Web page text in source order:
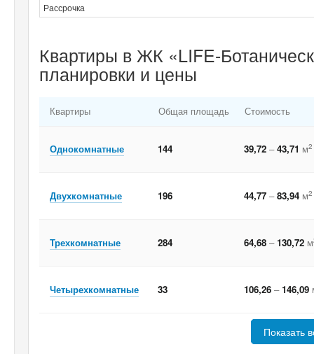
Рассрочка
Квартиры в ЖК «LIFE-
планировки и цены
Квартиры Общая площадь Стоимость
Однокомнатные 144 39,72 –43,71 м2
Двухкомнатные 196 44,77 –83,94 м2
Трехкомнатные 284 64,68 –130,72 м
Четырехкомнатные 33 106,26 –146,09
Показать